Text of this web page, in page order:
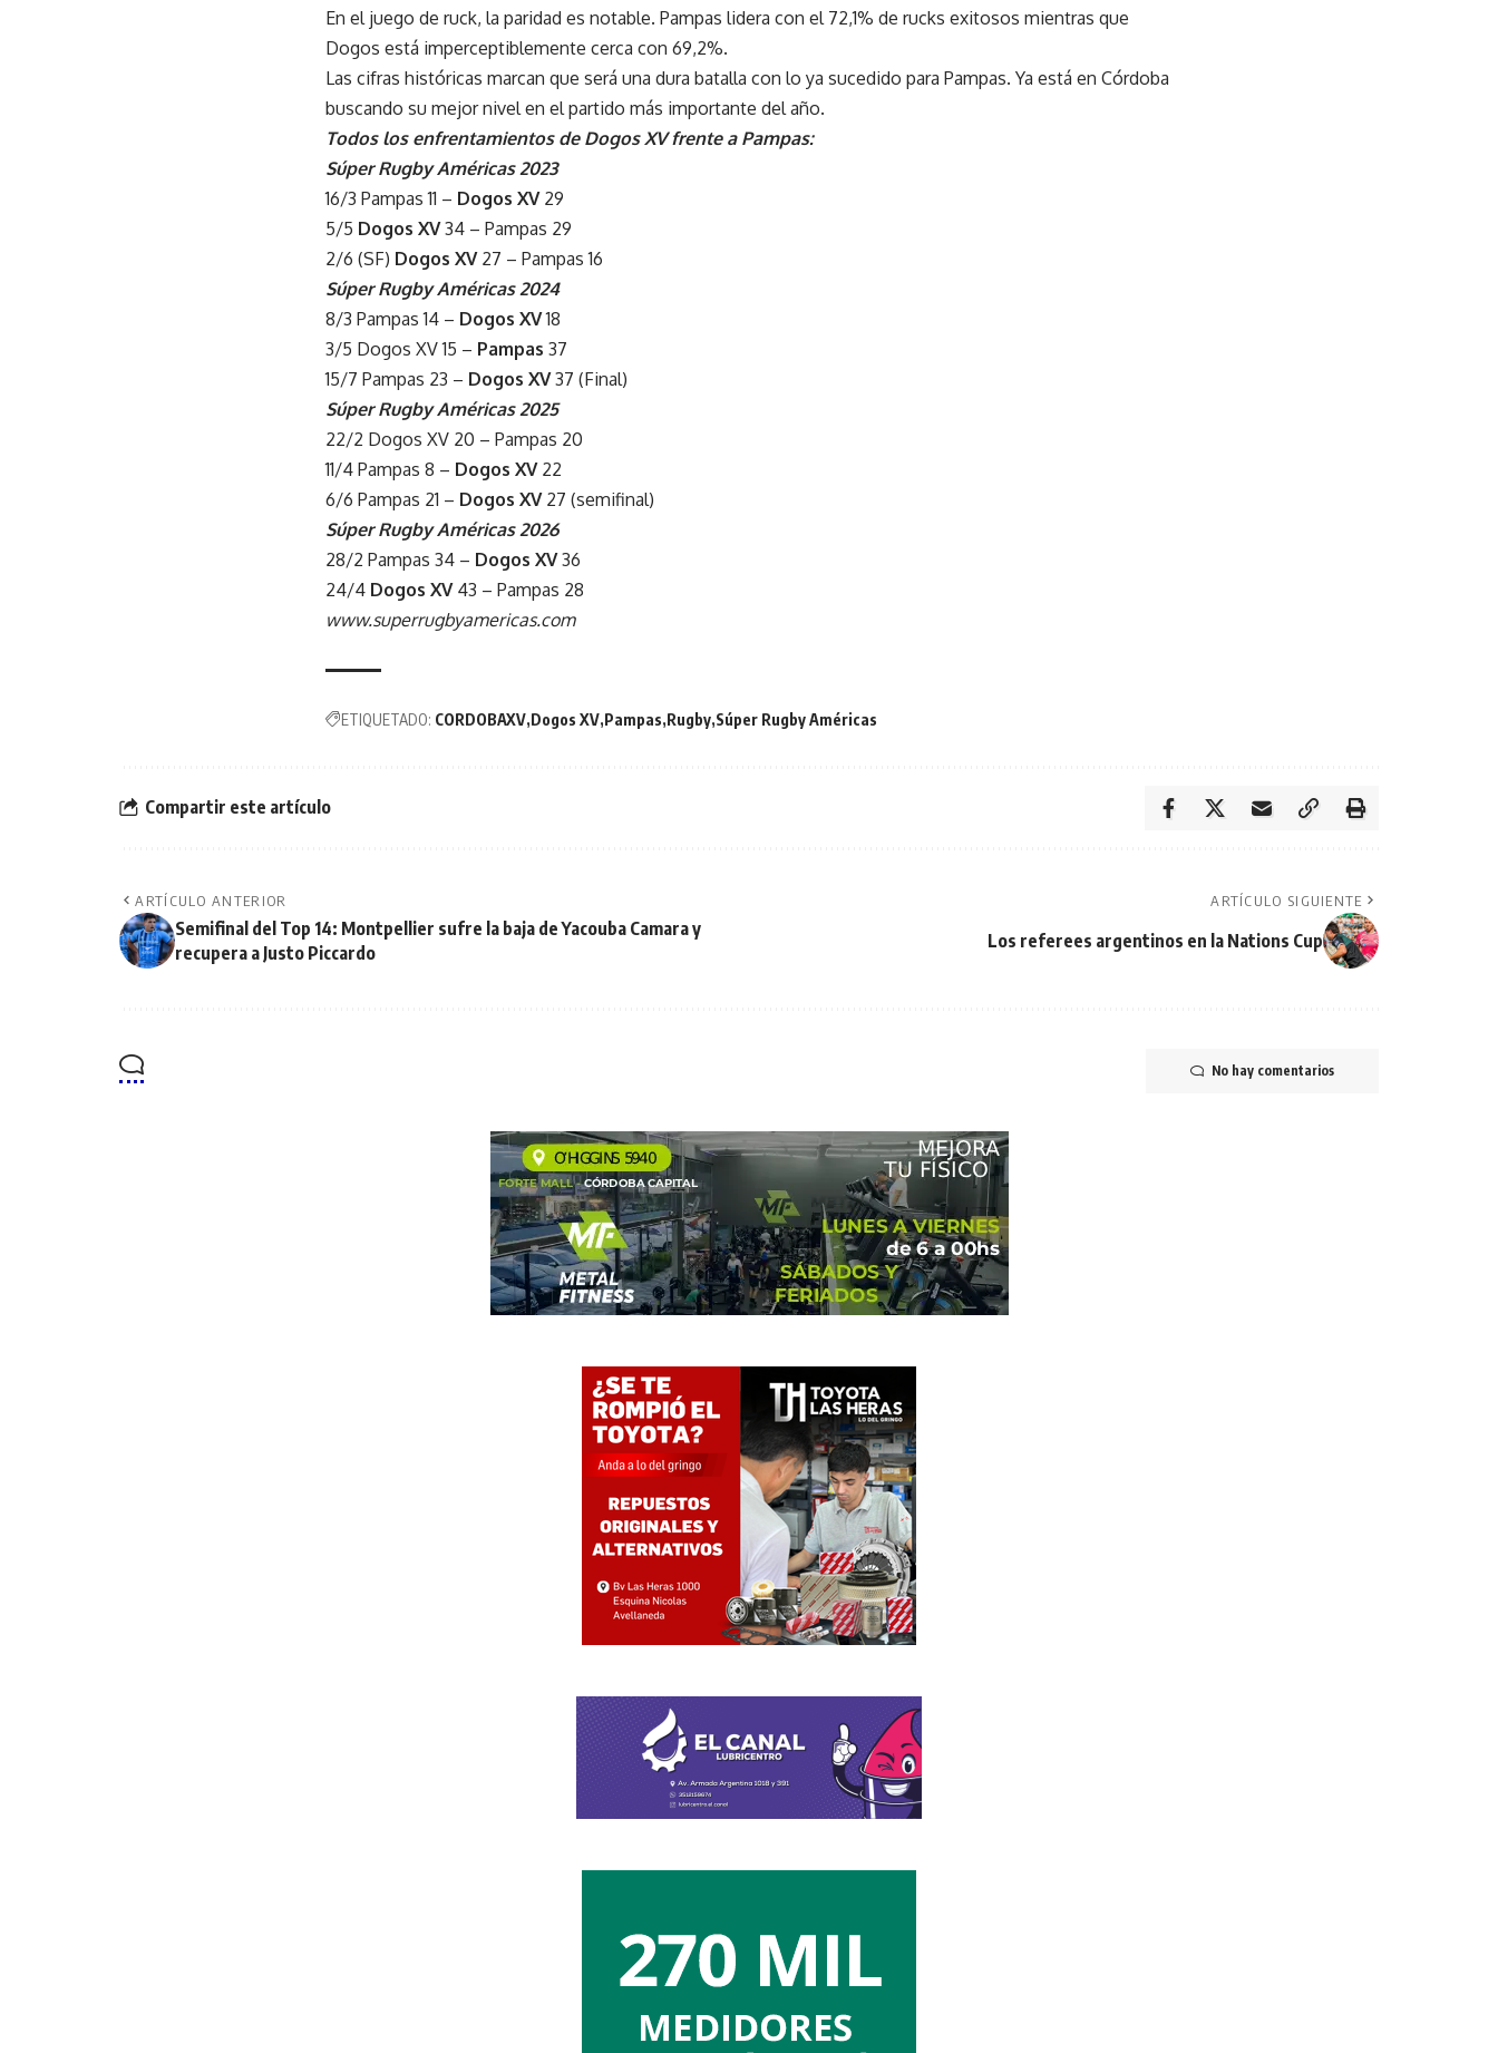
En el juego de ruck, la paridad es notable. Pampas lidera con el 72,1% de rucks exitosos mientras que
Dogos está imperceptiblemente cerca con 69,2%.
Las cifras históricas marcan que será una dura batalla con lo ya sucedido para Pampas. Ya está en Córdoba
buscando su mejor nivel en el partido más importante del año.
Todos los enfrentamientos de Dogos XV frente a Pampas:
Súper Rugby Américas 2023
16/3 Pampas 11 – Dogos XV29
5/5 Dogos XV34 – Pampas 29
2/6 (SF) Dogos XV27 – Pampas 16
Súper Rugby Américas 2024
8/3 Pampas 14 – Dogos XV18
3/5 Dogos XV 15 – Pampas 37
15/7 Pampas 23 – Dogos XV37 (Final)
Súper Rugby Américas 2025
22/2 Dogos XV 20 – Pampas 20
11/4 Pampas 8 – Dogos XV 22
6/6 Pampas 21 – Dogos XV27 (semifinal)
Súper Rugby Américas 2026
28/2 Pampas 34 – Dogos XV36
24/4 Dogos XV43 – Pampas 28
www.superrugbyamericas.com
ETIQUETADO: CORDOBAXV Dogos XV Pampas Rugby Súper Rugby Américas
Compartir este artículo
ARTÍCULO ANTERIOR
Semifinal del Top 14: Montpellier sufre la baja de Yacouba Camara y
recupera a Justo Piccardo
ARTÍCULO SIGUIENTE
Los referees argentinos en la Nations Cup
No hay comentarios